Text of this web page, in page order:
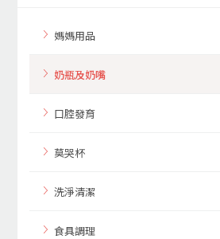
媽媽用品
奶瓶及奶嘴
口腔發育
莫哭杯
洗淨清潔
食具調理